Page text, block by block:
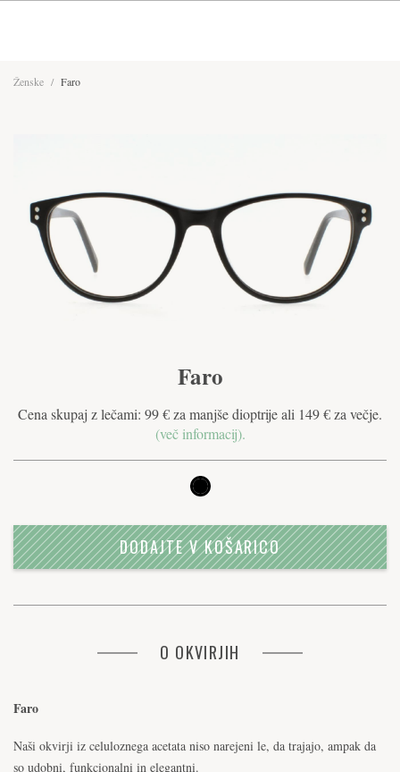
Ženske / Faro
Faro
Cena skupaj z lečami: 99 € za manjše dioptrije ali 149 € za večje.
(več informacij).
DODAJTE V KOŠARICO
O OKVIRJIH
Faro
Naši okvirji iz celuloznega acetata niso narejeni le, da trajajo, ampak da
so udobni, funkcionalni in elegantni.